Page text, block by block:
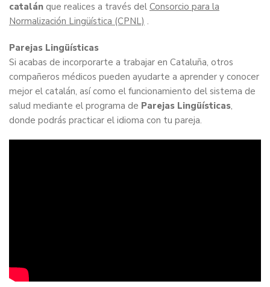
catalán que realices a través del Consorcio para la
Normalización Lingüística (CPNL) .
Parejas Lingüísticas
Si acabas de incorporarte a trabajar en Cataluña, otros
compañeros médicos pueden ayudarte a aprender y conocer
mejor el catalán, así como el funcionamiento del sistema de
salud mediante el programa de Parejas Lingüísticas,
donde podrás practicar el idioma con tu pareja.